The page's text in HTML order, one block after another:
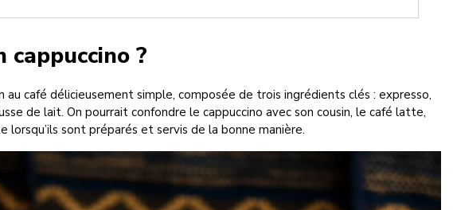
cappuccino ?
au café délicieusement simple, composée de trois ingrédients clés : expresso,
de lait. On pourrait confondre le cappuccino avec son cousin, le café latte,
lorsqu’ils sont préparés et servis de la bonne manière.